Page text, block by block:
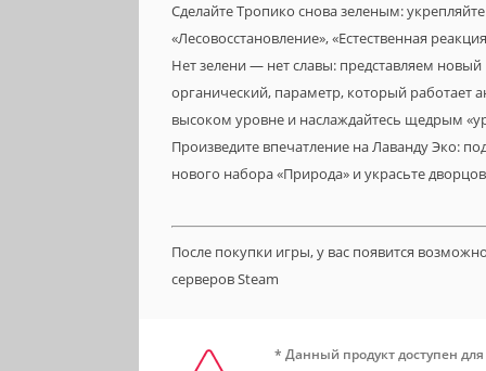
Сделайте Тропико снова зеленым:
«Лесовосстановление», «Естественная
Нет зелени — нет славы: представляем
органический, параметр, который работает
высоком уровне и наслаждайтесь щедрым
Произведите впечатление на Лаванду Эко:
нового набора «Природа» и украсьте
После покупки игры, у вас появится
серверов Steam
* Данный продукт доступен